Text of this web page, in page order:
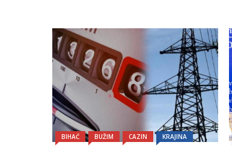
BIHAĆ BUŽIM CAZIN KRAJINA